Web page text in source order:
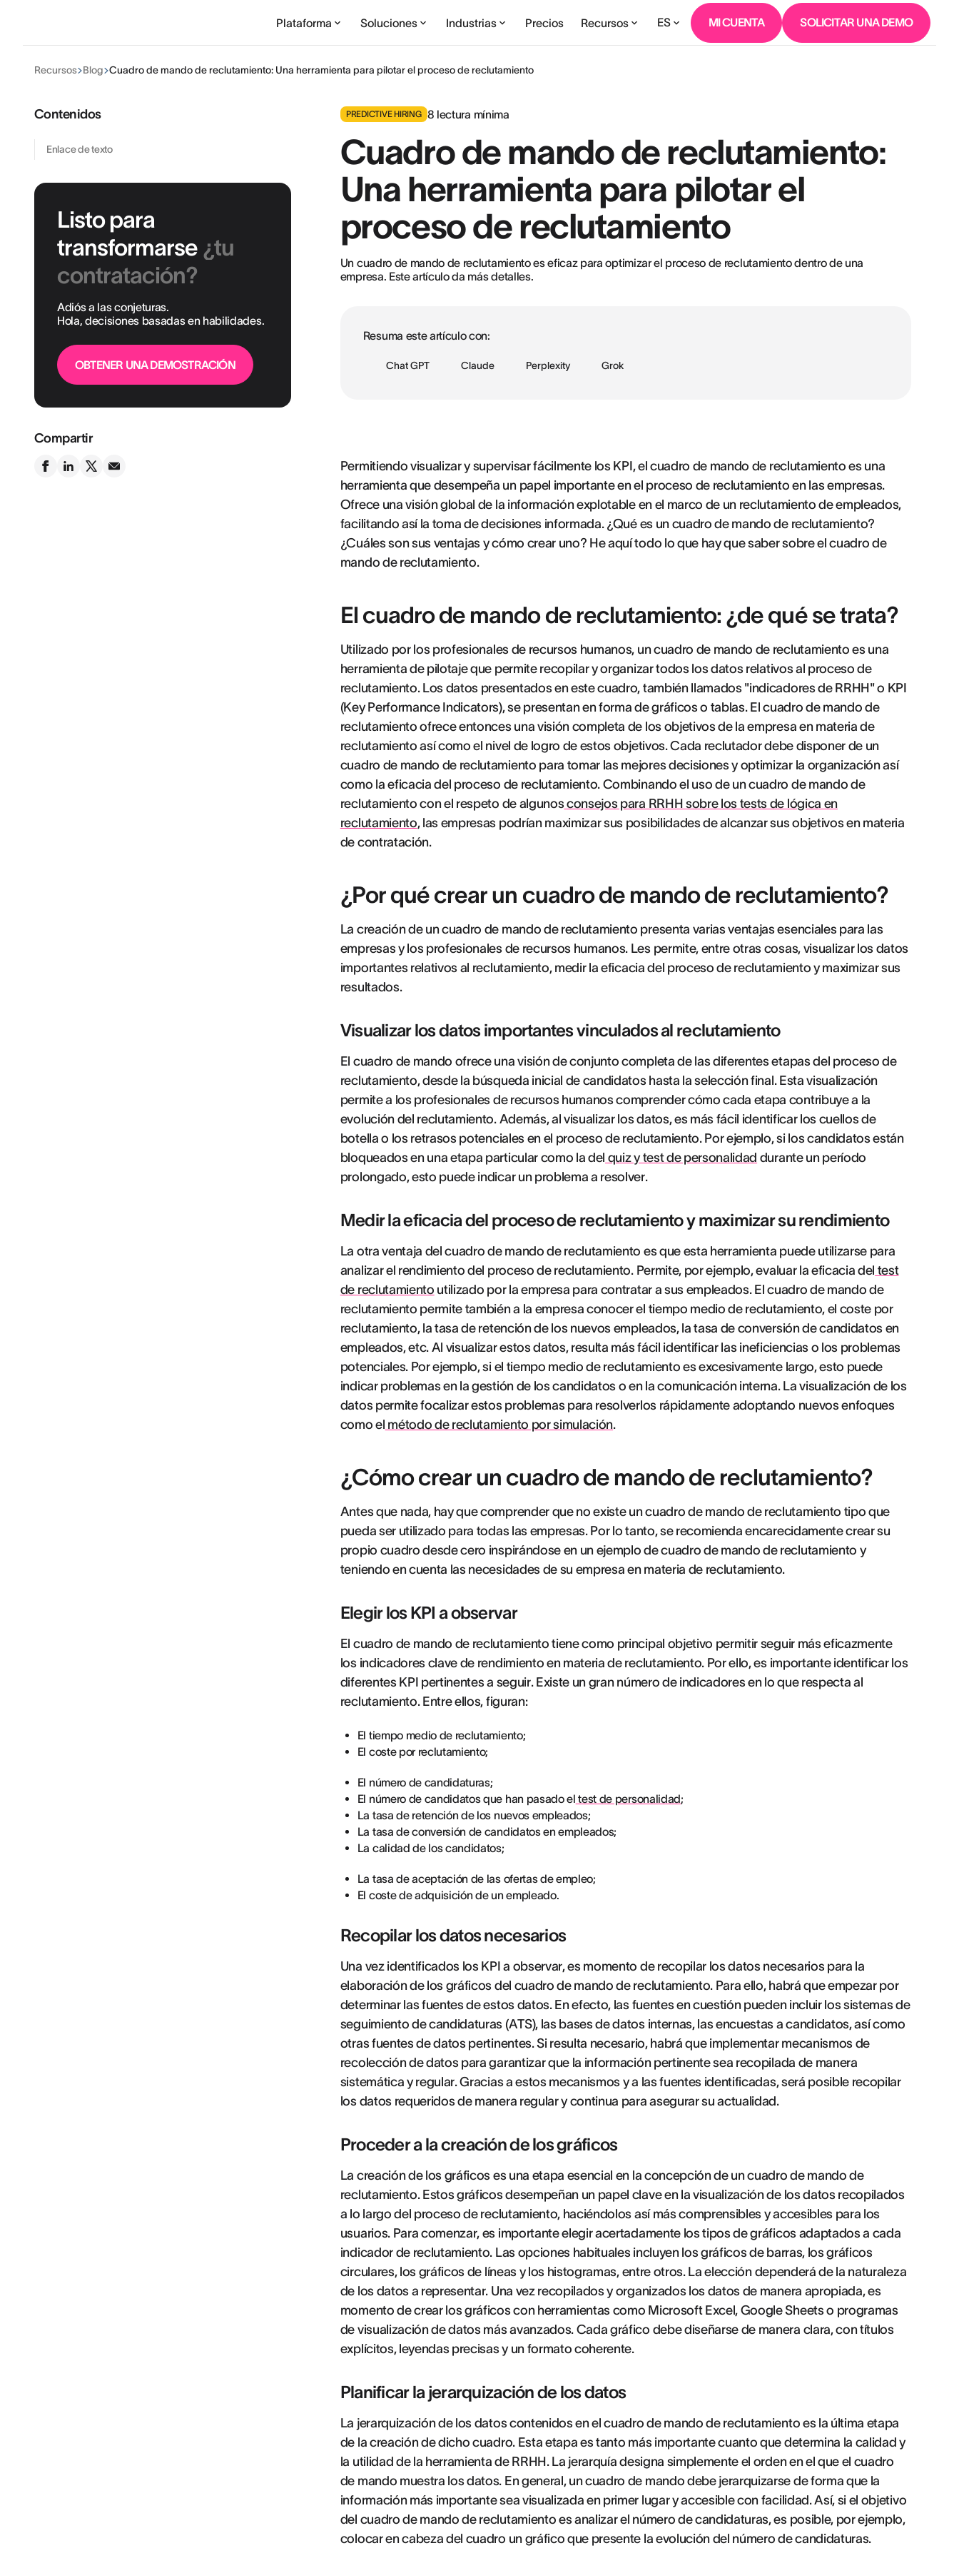
Plataforma Soluciones Industrias Precios Recursos ES MI CUENTA SOLICITAR UNA DEMO
Recursos Blog Cuadro de mando de reclutamiento: Una herramienta para pilotar el proceso de reclutamiento
Contenidos
Enlace de texto
Listo para
transformarse ¿tu
contratación?
Adiós a las conjeturas.
Hola, decisiones basadas en habilidades.
OBTENER UNA DEMOSTRACIÓN
Compartir
PREDICTIVE HIRING 8 lectura mínima
Cuadro de mando de reclutamiento:
Una herramienta para pilotar el
proceso de reclutamiento
Un cuadro de mando de reclutamiento es eficaz para optimizar el proceso de reclutamiento dentro de una
empresa. Este artículo da más detalles.
Resuma este artículo con:
Chat GPT Claude Perplexity Grok
Permitiendo visualizar y supervisar fácilmente los KPI, el cuadro de mando de reclutamiento es una
herramienta que desempeña un papel importante en el proceso de reclutamiento en las empresas.
Ofrece una visión global de la información explotable en el marco de un reclutamiento de empleados,
facilitando así la toma de decisiones informada. ¿Qué es un cuadro de mando de reclutamiento?
¿Cuáles son sus ventajas y cómo crear uno? He aquí todo lo que hay que saber sobre el cuadro de
mando de reclutamiento.
El cuadro de mando de reclutamiento: ¿de qué se trata?
Utilizado por los profesionales de recursos humanos, un cuadro de mando de reclutamiento es una
herramienta de pilotaje que permite recopilar y organizar todos los datos relativos al proceso de
reclutamiento. Los datos presentados en este cuadro, también llamados "indicadores de RRHH" o KPI
(Key Performance Indicators), se presentan en forma de gráficos o tablas. El cuadro de mando de
reclutamiento ofrece entonces una visión completa de los objetivos de la empresa en materia de
reclutamiento así como el nivel de logro de estos objetivos. Cada reclutador debe disponer de un
cuadro de mando de reclutamiento para tomar las mejores decisiones y optimizar la organización así
como la eficacia del proceso de reclutamiento. Combinando el uso de un cuadro de mando de
reclutamiento con el respeto de algunosconsejos para RRHH sobre los tests de lógica en
reclutamiento, las empresas podrían maximizar sus posibilidades de alcanzar sus objetivos en materia
de contratación.
¿Por qué crear un cuadro de mando de reclutamiento?
La creación de un cuadro de mando de reclutamiento presenta varias ventajas esenciales para las
empresas y los profesionales de recursos humanos. Les permite, entre otras cosas, visualizar los datos
importantes relativos al reclutamiento, medir la eficacia del proceso de reclutamiento y maximizar sus
resultados.
Visualizar los datos importantes vinculados al reclutamiento
El cuadro de mando ofrece una visión de conjunto completa de las diferentes etapas del proceso de
reclutamiento, desde la búsqueda inicial de candidatos hasta la selección final. Esta visualización
permite a los profesionales de recursos humanos comprender cómo cada etapa contribuye a la
evolución del reclutamiento. Además, al visualizar los datos, es más fácil identificar los cuellos de
botella o los retrasos potenciales en el proceso de reclutamiento. Por ejemplo, si los candidatos están
bloqueados en una etapa particular como la del quiz y test de personalidad durante un período
prolongado, esto puede indicar un problema a resolver.
Medir la eficacia del proceso de reclutamiento y maximizar su rendimiento
La otra ventaja del cuadro de mando de reclutamiento es que esta herramienta puede utilizarse para
analizar el rendimiento del proceso de reclutamiento. Permite, por ejemplo, evaluar la eficacia del test
de reclutamiento utilizado por la empresa para contratar a sus empleados. El cuadro de mando de
reclutamiento permite también a la empresa conocer el tiempo medio de reclutamiento, el coste por
reclutamiento, la tasa de retención de los nuevos empleados, la tasa de conversión de candidatos en
empleados, etc. Al visualizar estos datos, resulta más fácil identificar las ineficiencias o los problemas
potenciales. Por ejemplo, si el tiempo medio de reclutamiento es excesivamente largo, esto puede
indicar problemas en la gestión de los candidatos o en la comunicación interna. La visualización de los
datos permite focalizar estos problemas para resolverlos rápidamente adoptando nuevos enfoques
como el método de reclutamiento por simulación.
¿Cómo crear un cuadro de mando de reclutamiento?
Antes que nada, hay que comprender que no existe un cuadro de mando de reclutamiento tipo que
pueda ser utilizado para todas las empresas. Por lo tanto, se recomienda encarecidamente crear su
propio cuadro desde cero inspirándose en un ejemplo de cuadro de mando de reclutamiento y
teniendo en cuenta las necesidades de su empresa en materia de reclutamiento.
Elegir los KPI a observar
El cuadro de mando de reclutamiento tiene como principal objetivo permitir seguir más eficazmente
los indicadores clave de rendimiento en materia de reclutamiento. Por ello, es importante identificar los
diferentes KPI pertinentes a seguir. Existe un gran número de indicadores en lo que respecta al
reclutamiento. Entre ellos, figuran:
El tiempo medio de reclutamiento;
El coste por reclutamiento;
El número de candidaturas;
El número de candidatos que han pasado el test de personalidad;
La tasa de retención de los nuevos empleados;
La tasa de conversión de candidatos en empleados;
La calidad de los candidatos;
La tasa de aceptación de las ofertas de empleo;
El coste de adquisición de un empleado.
Recopilar los datos necesarios
Una vez identificados los KPI a observar, es momento de recopilar los datos necesarios para la
elaboración de los gráficos del cuadro de mando de reclutamiento. Para ello, habrá que empezar por
determinar las fuentes de estos datos. En efecto, las fuentes en cuestión pueden incluir los sistemas de
seguimiento de candidaturas (ATS), las bases de datos internas, las encuestas a candidatos, así como
otras fuentes de datos pertinentes. Si resulta necesario, habrá que implementar mecanismos de
recolección de datos para garantizar que la información pertinente sea recopilada de manera
sistemática y regular. Gracias a estos mecanismos y a las fuentes identificadas, será posible recopilar
los datos requeridos de manera regular y continua para asegurar su actualidad.
Proceder a la creación de los gráficos
La creación de los gráficos es una etapa esencial en la concepción de un cuadro de mando de
reclutamiento. Estos gráficos desempeñan un papel clave en la visualización de los datos recopilados
a lo largo del proceso de reclutamiento, haciéndolos así más comprensibles y accesibles para los
usuarios. Para comenzar, es importante elegir acertadamente los tipos de gráficos adaptados a cada
indicador de reclutamiento. Las opciones habituales incluyen los gráficos de barras, los gráficos
circulares, los gráficos de líneas y los histogramas, entre otros. La elección dependerá de la naturaleza
de los datos a representar. Una vez recopilados y organizados los datos de manera apropiada, es
momento de crear los gráficos con herramientas como Microsoft Excel, Google Sheets o programas
de visualización de datos más avanzados. Cada gráfico debe diseñarse de manera clara, con títulos
explícitos, leyendas precisas y un formato coherente.
Planificar la jerarquización de los datos
La jerarquización de los datos contenidos en el cuadro de mando de reclutamiento es la última etapa
de la creación de dicho cuadro. Esta etapa es tanto más importante cuanto que determina la calidad y
la utilidad de la herramienta de RRHH. La jerarquía designa simplemente el orden en el que el cuadro
de mando muestra los datos. En general, un cuadro de mando debe jerarquizarse de forma que la
información más importante sea visualizada en primer lugar y accesible con facilidad. Así, si el objetivo
del cuadro de mando de reclutamiento es analizar el número de candidaturas, es posible, por ejemplo,
colocar en cabeza del cuadro un gráfico que presente la evolución del número de candidaturas.